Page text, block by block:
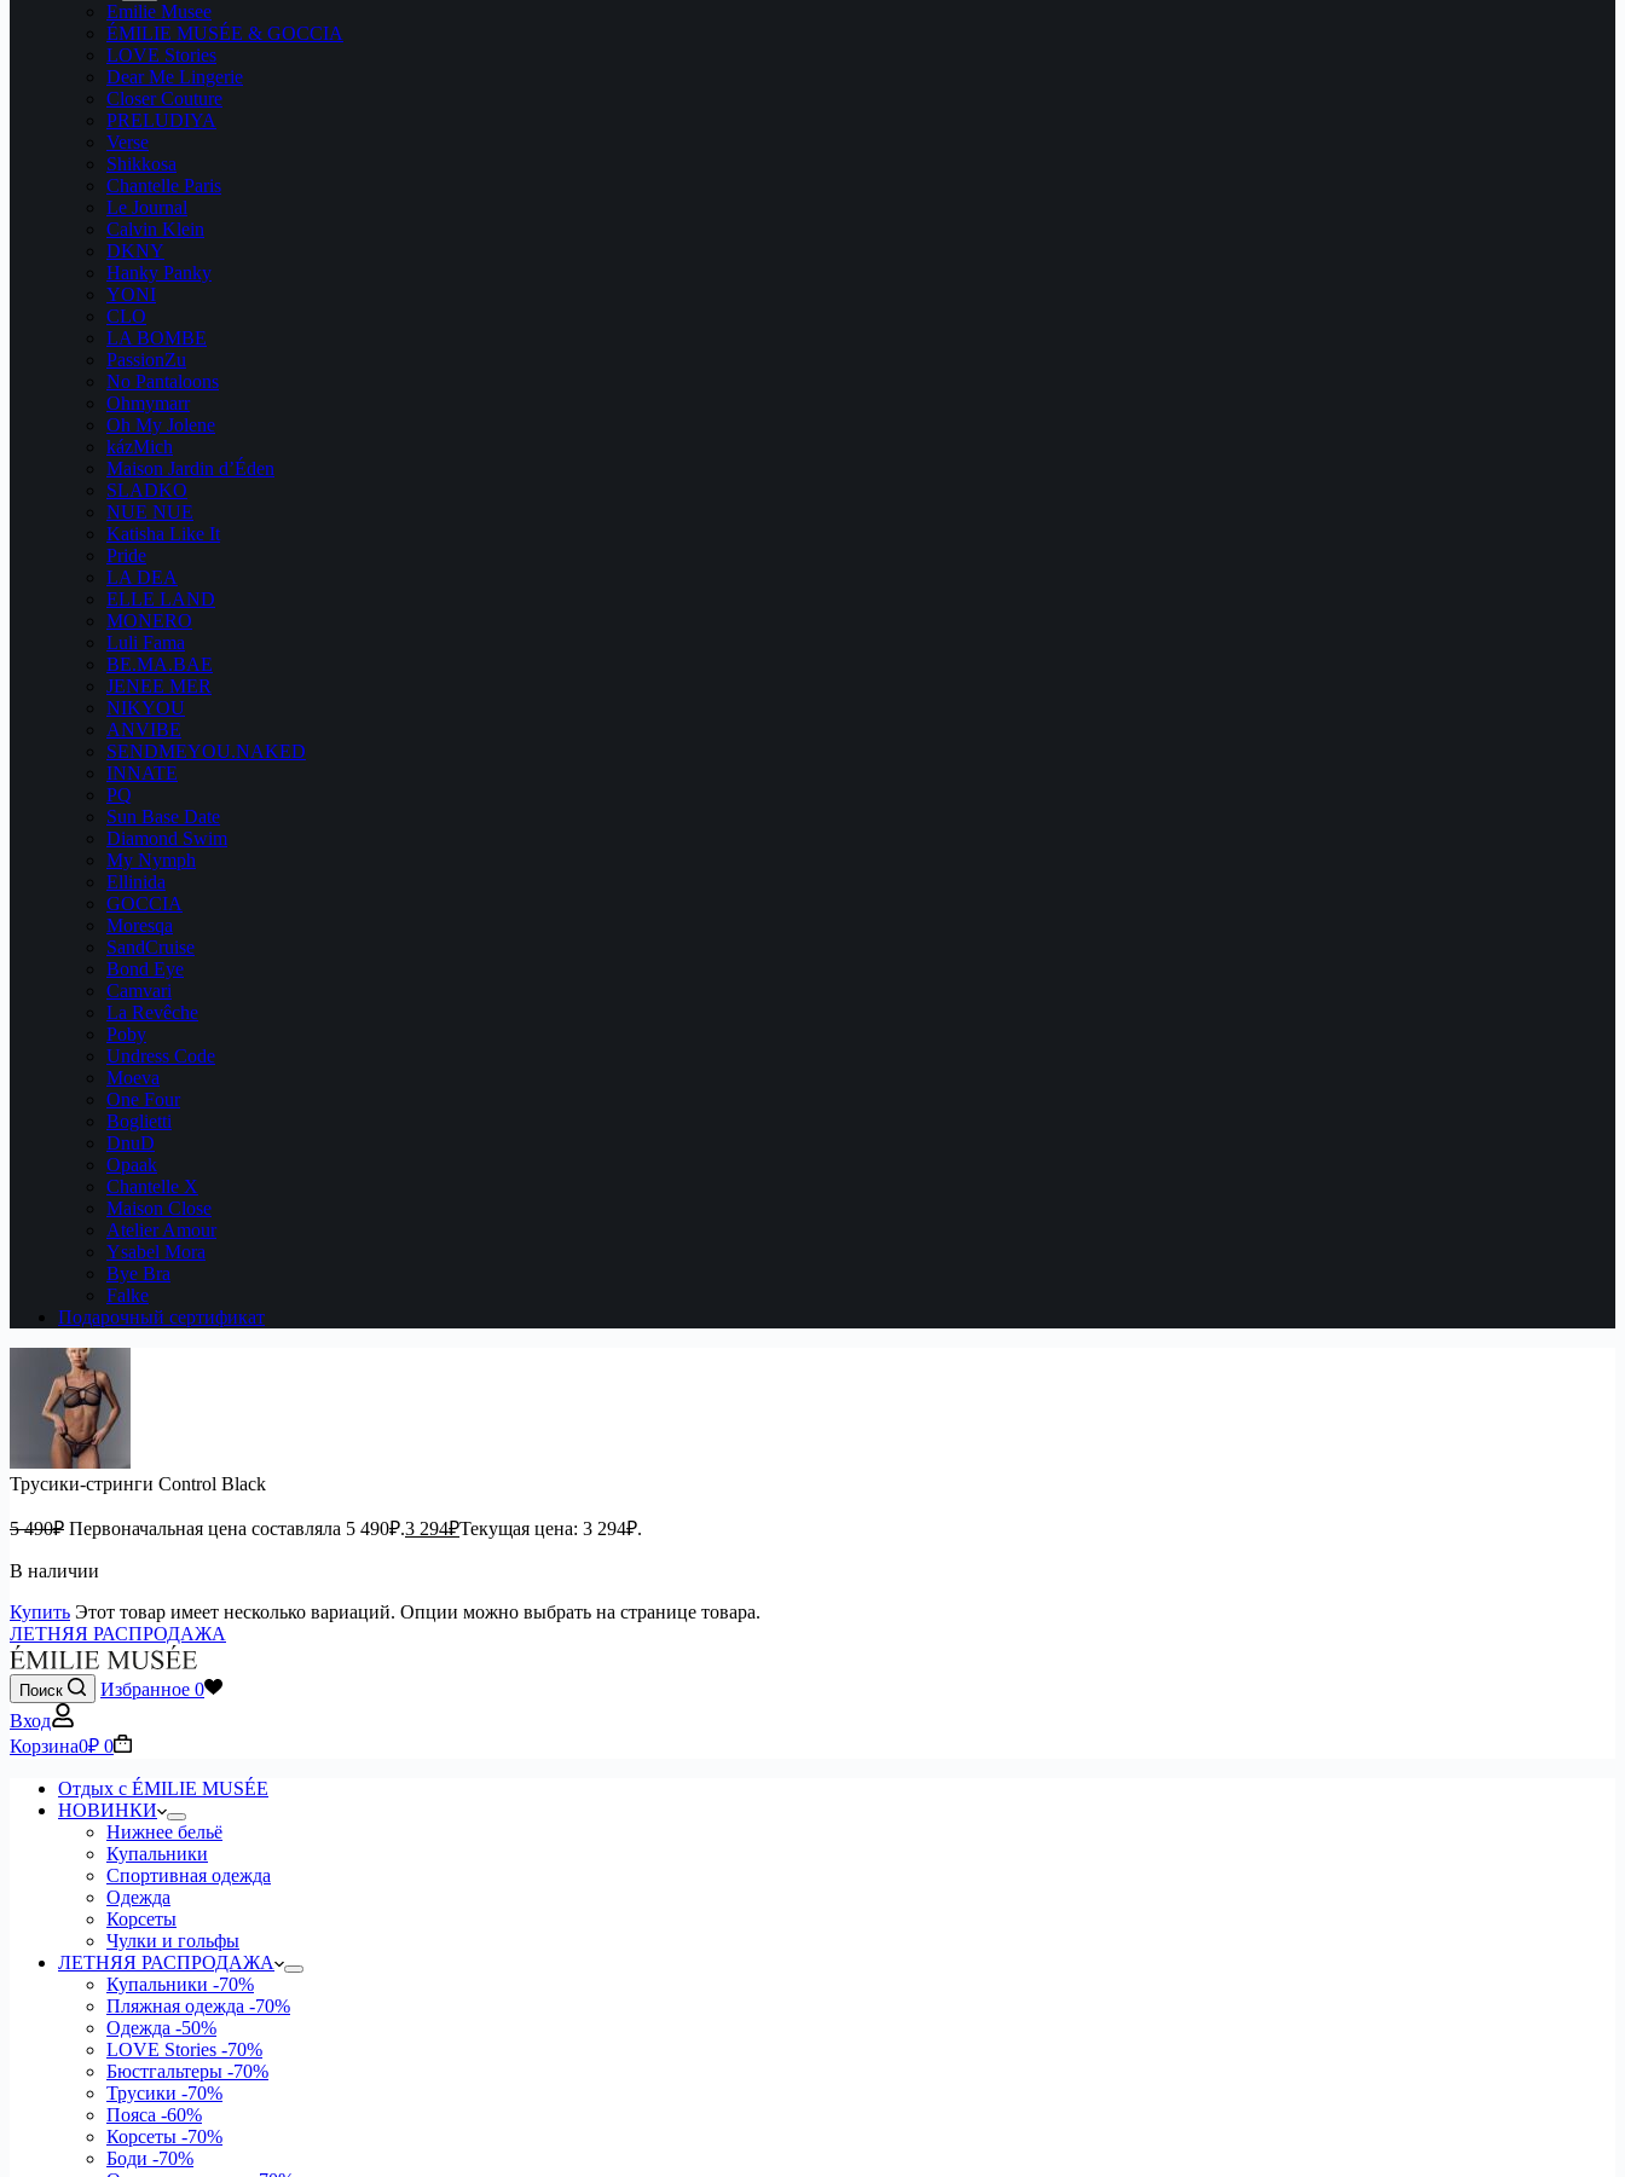
Emilie Musee
ÉMILIE MUSÉE & GOCCIA
LOVE Stories
Dear Me Lingerie
Closer Couture
PRELUDIYA
Verse
Shikkosa
Chantelle Paris
Le Journal
Calvin Klein
DKNY
Hanky Panky
YONI
CLO
LA BOMBE
PassionZu
No Pantaloons
Ohmymarr
Oh My Jolene
kázMich
Maison Jardin d’Éden
SLADKO
NUE NUE
Katisha Like It
Pride
LA DEA
ELLE LAND
MONERO
Luli Fama
BE.MA.BAE
JENEE MER
NIKYOU
ANVIBE
SENDMEYOU.NAKED
INNATE
PQ
Sun Base Date
Diamond Swim
My Nymph
Ellinida
GOCCIA
Moresqa
SandCruise
Bond Eye
Camvari
La Revêche
Poby
Undress Code
Moeva
One Four
Boglietti
DnuD
Opaak
Chantelle X
Maison Close
Atelier Amour
Ysabel Mora
Bye Bra
Falke
Подарочный сертификат
Трусики-стринги Control Black
5 490₽ Первоначальная цена составляла 5 490₽.3 294₽Текущая цена: 3 294₽.
В наличии
Купить Этот товар имеет несколько вариаций. Опции можно выбрать на странице товара.
ЛЕТНЯЯ РАСПРОДАЖА
Поиск Избранное 0
Вход
Корзина0₽ 0
Отдых с ÉMILIE MUSÉE
НОВИНКИ
Нижнее бельё
Купальники
Спортивная одежда
Одежда
Корсеты
Чулки и гольфы
ЛЕТНЯЯ РАСПРОДАЖА
Купальники -70%
Пляжная одежда -70%
Одежда -50%
LOVE Stories -70%
Бюстгальтеры -70%
Трусики -70%
Пояса -60%
Корсеты -70%
Боди -70%